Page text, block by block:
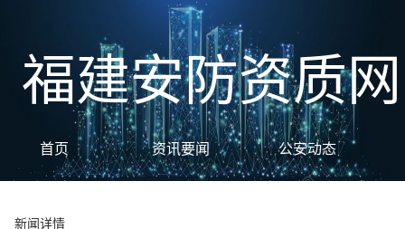
福建安防资质网
首页 资讯要闻 公安动态
新闻详情